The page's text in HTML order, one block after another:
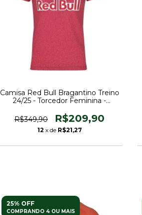
Camisa Red Bull Bragantino Treino
24/25 - Torcedor Feminina -
R$349,90
R$209,90
12 x de R$21,27
25% OFF
COMPRANDO 4 OU MAIS